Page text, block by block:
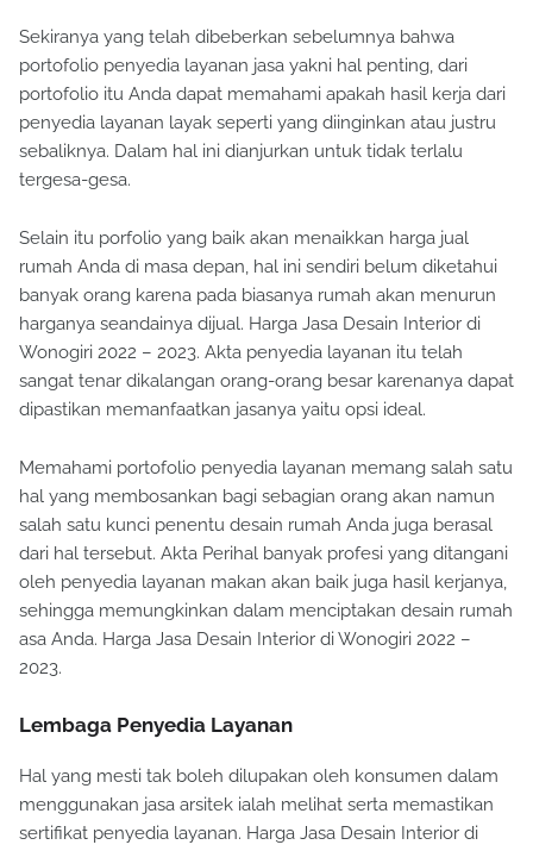
Sekiranya yang telah dibeberkan sebelumnya bahwa
portofolio penyedia layanan jasa yakni hal penting, dari
portofolio itu Anda dapat memahami apakah hasil kerja dari
penyedia layanan layak seperti yang diinginkan atau justru
sebaliknya. Dalam hal ini dianjurkan untuk tidak terlalu
tergesa-gesa.
Selain itu porfolio yang baik akan menaikkan harga jual
rumah Anda di masa depan, hal ini sendiri belum diketahui
banyak orang karena pada biasanya rumah akan menurun
harganya seandainya dijual. Harga Jasa Desain Interior di
Wonogiri 2022 – 2023. Akta penyedia layanan itu telah
sangat tenar dikalangan orang-orang besar karenanya dapat
dipastikan memanfaatkan jasanya yaitu opsi ideal.
Memahami portofolio penyedia layanan memang salah satu
hal yang membosankan bagi sebagian orang akan namun
salah satu kunci penentu desain rumah Anda juga berasal
dari hal tersebut. Akta Perihal banyak profesi yang ditangani
oleh penyedia layanan makan akan baik juga hasil kerjanya,
sehingga memungkinkan dalam menciptakan desain rumah
asa Anda. Harga Jasa Desain Interior di Wonogiri 2022 –
2023.
Lembaga Penyedia Layanan
Hal yang mesti tak boleh dilupakan oleh konsumen dalam
menggunakan jasa arsitek ialah melihat serta memastikan
sertifikat penyedia layanan. Harga Jasa Desain Interior di